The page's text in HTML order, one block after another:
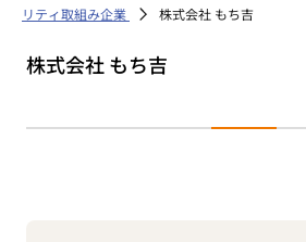
リティ取組み企業
株式会社 もち吉
株式会社 もち吉